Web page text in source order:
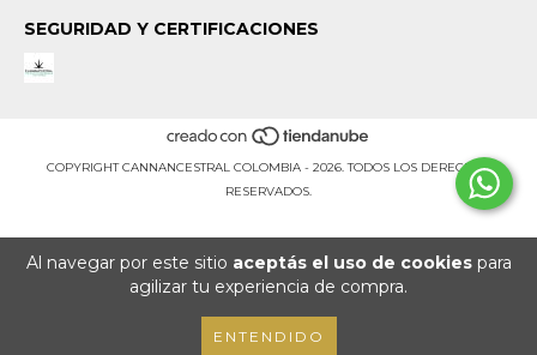
Al navegar por este sitio aceptás el uso de cookiespara
agilizar tu experiencia de compra.
ENTENDIDO
SEGURIDAD Y CERTIFICACIONES
COPYRIGHT CANNANCESTRAL COLOMBIA - 2026. TODOS LOS DERECHOS
RESERVADOS.